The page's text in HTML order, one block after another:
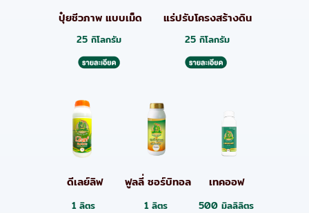
ปุ๋ยชีวภาพ แบบเม็ด แร่ปรับโครงสร้างดิน
25 กิโลกรัม 25 กิโลกรัม
ดีเลย์ลิฟ ฟูลลี่ ซอร์บิทอล เทคออฟ
1 ลิตร 1 ลิตร 500 มิลลิลิตร